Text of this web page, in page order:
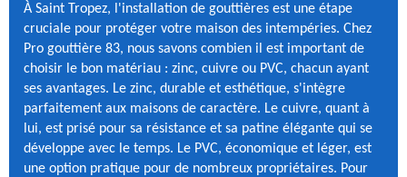
À Saint Tropez, l'installation de gouttières est une étape
cruciale pour protéger votre maison des intempéries. Chez
Pro gouttière 83, nous savons combien il est important de
choisir le bon matériau : zinc, cuivre ou PVC, chacun ayant
ses avantages. Le zinc, durable et esthétique, s'intègre
parfaitement aux maisons de caractère. Le cuivre, quant à
lui, est prisé pour sa résistance et sa patine élégante qui se
développe avec le temps. Le PVC, économique et léger, est
une option pratique pour de nombreux propriétaires. Pour